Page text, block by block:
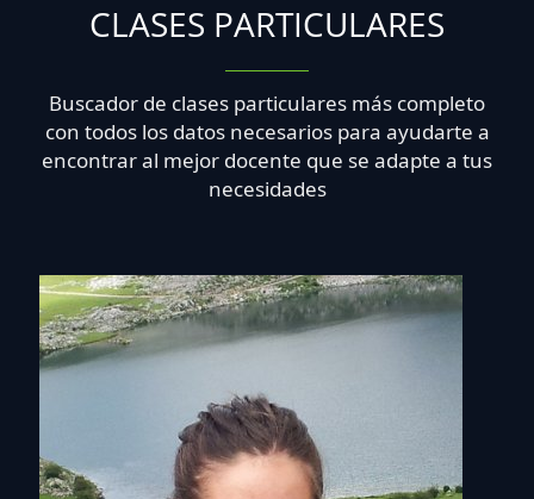
CLASES PARTICULARES
Buscador de clases particulares más completo
con todos los datos necesarios para ayudarte a
encontrar al mejor docente que se adapte a tus
necesidades